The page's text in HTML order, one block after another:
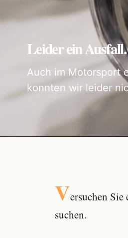
Leider ein Ausfall.
Auch im Motorsport
konnten wir leider
Versuchen Sie
suchen.